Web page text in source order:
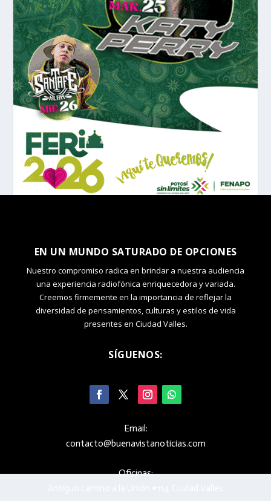
EN UN MUNDO SATURADO DE OPCIONES
Nuestro compromiso radica en brindar a nuestra audiencia
una experiencia radiofónica enriquecedora y variada.
Creemos firmemente en la importancia de reflejar la
diversidad de pensamientos, culturas y estilos de vida
presentes en Ciudad Valles.
SÍGUENOS:
Email:
contacto@buenavistanoticias.com
Oficinas: